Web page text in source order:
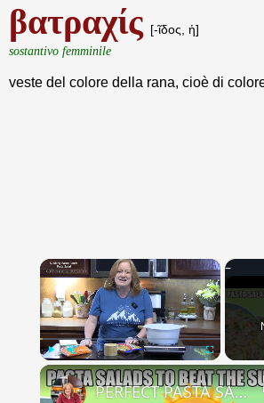
βατραχίς [-ῖδος, ἡ]
sostantivo femminile
veste del colore della rana, cioè di
×
Play Unmute Fullscreen
PERFECT PASTA SALADS FOR YOUR SUMMER GET TOGETHERS